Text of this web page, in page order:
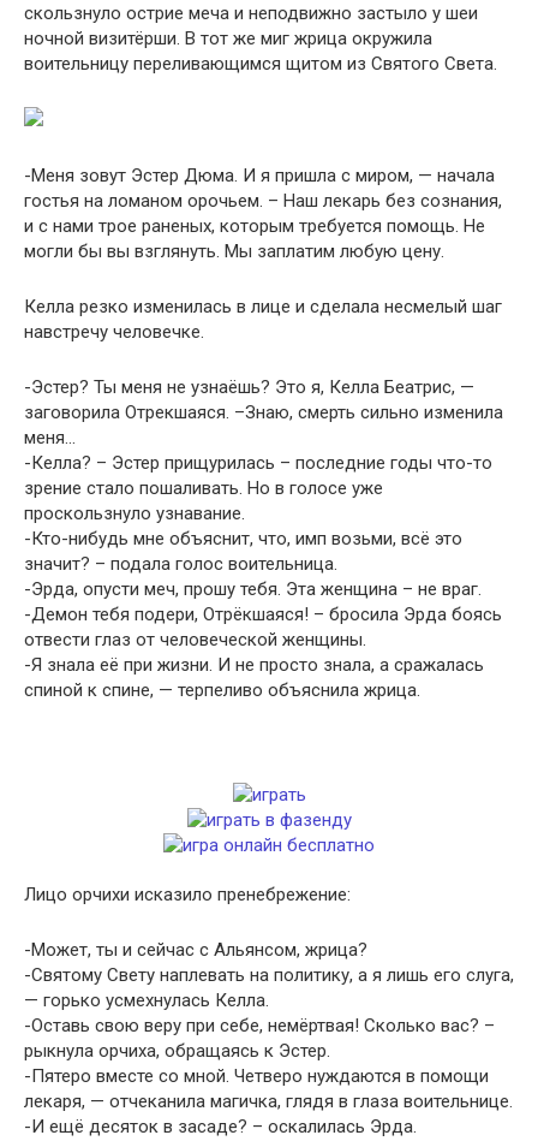
скользнуло острие меча и неподвижно застыло у шеи
ночной визитёрши. В тот же миг жрица окружила
воительницу переливающимся щитом из Святого Света.
-Меня зовут Эстер Дюма. И я пришла с миром, — начала
гостья на ломаном орочьем. – Наш лекарь без сознания,
и с нами трое раненых, которым требуется помощь. Не
могли бы вы взглянуть. Мы заплатим любую цену.
Келла резко изменилась в лице и сделала несмелый шаг
навстречу человечке.
-Эстер? Ты меня не узнаёшь? Это я, Келла Беатрис, —
заговорила Отрекшаяся. –Знаю, смерть сильно изменила
меня…
-Келла? – Эстер прищурилась – последние годы что-то
зрение стало пошаливать. Но в голосе уже
проскользнуло узнавание.
-Кто-нибудь мне объяснит, что, имп возьми, всё это
значит? – подала голос воительница.
-Эрда, опусти меч, прошу тебя. Эта женщина – не враг.
-Демон тебя подери, Отрёкшаяся! – бросила Эрда боясь
отвести глаз от человеческой женщины.
-Я знала её при жизни. И не просто знала, а сражалась
спиной к спине, — терпеливо объяснила жрица.
Лицо орчихи исказило пренебрежение:
-Может, ты и сейчас с Альянсом, жрица?
-Святому Свету наплевать на политику, а я лишь его слуга,
— горько усмехнулась Келла.
-Оставь свою веру при себе, немёртвая! Сколько вас? –
рыкнула орчиха, обращаясь к Эстер.
-Пятеро вместе со мной. Четверо нуждаются в помощи
лекаря, — отчеканила магичка, глядя в глаза воительнице.
-И ещё десяток в засаде? – оскалилась Эрда.